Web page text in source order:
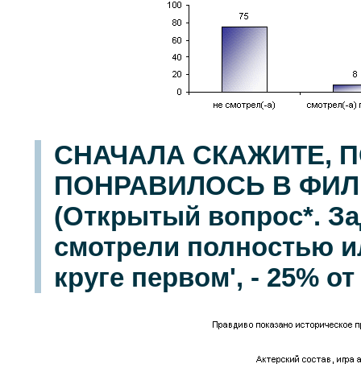
СНАЧАЛА СКАЖИТЕ,
ПОНРАВИЛОСЬ В
(Открытый вопрос*.
смотрели полностью
круге первом', - 25%